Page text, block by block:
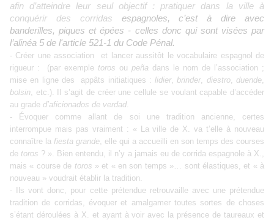
afin d’atteindre leur seul objectif : pratiquer dans la ville à
conquérir des corridas espagnoles, c’est à dire avec
banderilles, piques et épées - celles donc qui sont visées par
l’alinéa 5 de l'article 521-1 du Code Pénal.
- Créer une association et lancer aussitôt le vocabulaire espagnol de
rigueur : (par exemple toros ou peña dans le nom de l’association ;
mise en ligne des appâts initiatiques :lidier,brinder, diestro, duende,
bolsin, etc.). Il s’agit de créer une cellule se voulant capable d’accéder
au grade d’aficionados de verdad.
- Évoquer comme allant de soi une tradition ancienne, certes
interrompue mais pas vraiment : « La ville de X. va t’elle à nouveau
connaître la fiesta grande, elle qui a accueilli en son temps des courses
de toros ? ». Bien entendu, il n’y a jamais eu de corrida espagnole à X.,
mais « course de toros » et « en son temps »… sont élastiques, et « à
nouveau » voudrait établir la tradition.
- Ils vont donc, pour cette prétendue retrouvaille avec une prétendue
tradition de corridas, évoquer et amalgamer toutes sortes de choses
s’étant déroulées à X. et ayant à voir avec la présence de taureaux et